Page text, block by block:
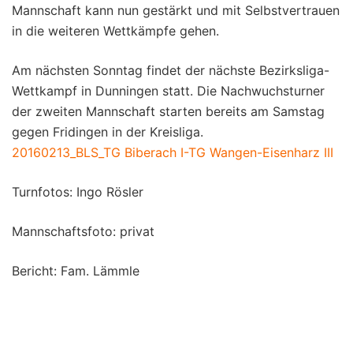
Mannschaft kann nun gestärkt und mit Selbstvertrauen
in die weiteren Wettkämpfe gehen.
Am nächsten Sonntag findet der nächste Bezirksliga-
Wettkampf in Dunningen statt. Die Nachwuchsturner
der zweiten Mannschaft starten bereits am Samstag
gegen Fridingen in der Kreisliga.
20160213_BLS_TG Biberach I-TG Wangen-Eisenharz III
Turnfotos: Ingo Rösler
Mannschaftsfoto: privat
Bericht: Fam. Lämmle